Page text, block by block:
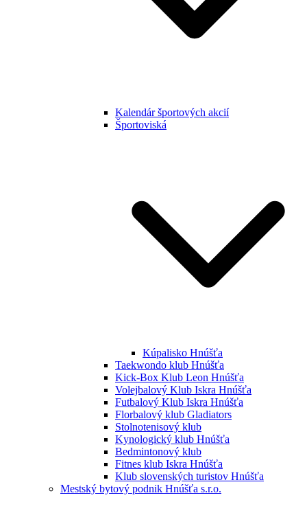
Kalendár športových akcií
Športoviská
Kúpalisko Hnúšťa
Taekwondo klub Hnúšťa
Kick-Box Klub Leon Hnúšťa
Volejbalový Klub Iskra Hnúšťa
Futbalový Klub Iskra Hnúšťa
Florbalový klub Gladiators
Stolnotenisový klub
Kynologický klub Hnúšťa
Bedmintonový klub
Fitnes klub Iskra Hnúšťa
Klub slovenských turistov Hnúšťa
Mestský bytový podnik Hnúšťa s.r.o.